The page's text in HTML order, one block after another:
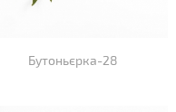
Бутоньєрка-28